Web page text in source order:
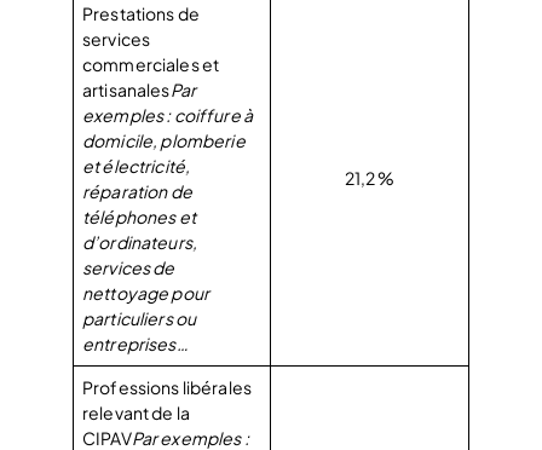
Prestations de
services
commerciales et
artisanalesPar
exemples : coiffure à
domicile, plomberie
et électricité,
réparation de
téléphones et
d’ordinateurs,
services de
nettoyage pour
particuliers ou
entreprises…
21,2 %
Professions libérales
relevant de la
CIPAVPar exemples :